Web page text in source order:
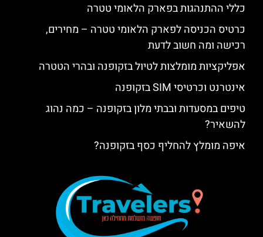
כללי ההתנהגות בפארק הלאומי טטרה
כרטיס הכניסה לפארק הלאומי טטרה – מחירים,
רכישה ומה חשוב לדעת
אפליקציות מומלצות לטיול בזקופנה ובהרי הטטרה
אינטרנט וכרטיסי SIM בזקופנה
טיפים במסעדות ובבתי מלון בזקופנה – כמה נהוג
להשאיר?
איפה מומלץ להחליף כסף בזקופנה?